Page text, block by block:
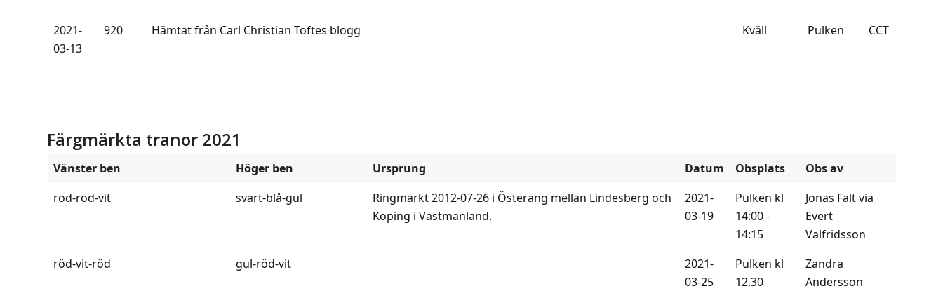
2021-
03-13
920 Hämtat från Carl Christian Toftes blogg Kväll Pulken CCT
Färgmärkta tranor 2021
Vänster ben Höger ben Ursprung Datum Obsplats
Obs av
röd-röd-vit
svart-blå-gul
Ringmärkt 2012-07-26 i Österäng mellan Lindesberg och
Köping i Västmanland.
2021-
03-19
Pulken kl
14:00 -
14:15
Jonas Fält via
Evert
Valfridsson
röd-vit-röd
gul-röd-vit
2021-
03-25
Pulken kl
12.30
Zandra
Andersson